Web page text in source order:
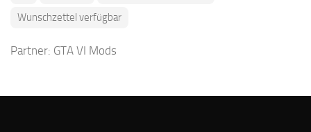
Wunschzettel verfügbar
Partner: GTA VI Mods